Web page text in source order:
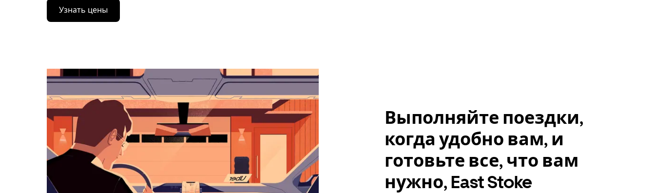
Нажмите
стрелку
вниз,
выбрать
дату.
закрыть
календарь,
нажмите
Esc.
Узнать цены
Выполняйте поездки,
когда удобно вам, и
готовьте все, что вам
нужно, East Stoke